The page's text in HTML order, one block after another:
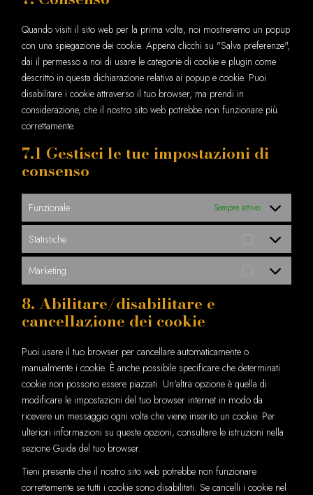
Quando visiti il sito web per la prima volta, noi mostreremo un popup
con una spiegazione dei cookie. Appena clicchi su "Salva preferenze",
dai il permesso a noi di usare le categorie di cookie e plugin come
descritto in questa dichiarazione relativa ai popup e cookie. Puoi
disabilitare i cookie attraverso il tuo browser, ma prendi in
considerazione, che il nostro sito web potrebbe non funzionare più
correttamente.
7.1 Gestisci le tue impostazioni di
consenso
Funzionale Sempre attivo
Statistiche Statistiche
Marketing Marketing
8. Abilitare/disabilitare e
cancellazione dei cookie
Puoi usare il tuo browser per cancellare automaticamente o
manualmente i cookie. È anche possibile specificare che determinati
cookie non possono essere piazzati. Un'altra opzione è quella di
modificare le impostazioni del tuo browser internet in modo da
ricevere un messaggio ogni volta che viene inserito un cookie. Per
ulteriori informazioni su queste opzioni, consultare le istruzioni nella
sezione Guida del tuo browser.
Tieni presente che il nostro sito web potrebbe non funzionare
correttamente se tutti i cookie sono disabilitati. Se cancelli i cookie nel